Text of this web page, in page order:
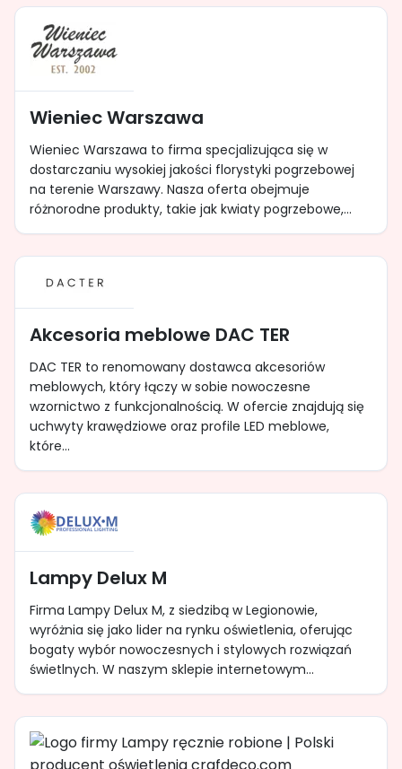
Wieniec Warszawa
Wieniec Warszawa to firma specjalizująca się w
dostarczaniu wysokiej jakości florystyki pogrzebowej
na terenie Warszawy. Nasza oferta obejmuje
różnorodne produkty, takie jak kwiaty pogrzebowe,...
Akcesoria meblowe DAC TER
DAC TER to renomowany dostawca akcesoriów
meblowych, który łączy w sobie nowoczesne
wzornictwo z funkcjonalnością. W ofercie znajdują się
uchwyty krawędziowe oraz profile LED meblowe,
które...
Lampy Delux M
Firma Lampy Delux M, z siedzibą w Legionowie,
wyróżnia się jako lider na rynku oświetlenia, oferując
bogaty wybór nowoczesnych i stylowych rozwiązań
świetlnych. W naszym sklepie internetowym...